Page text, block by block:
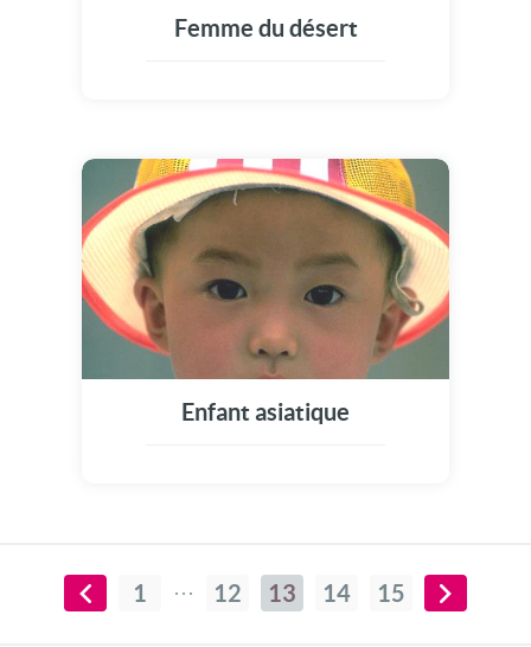
Femme du désert
Enfant asiatique
1 12 13 14 15